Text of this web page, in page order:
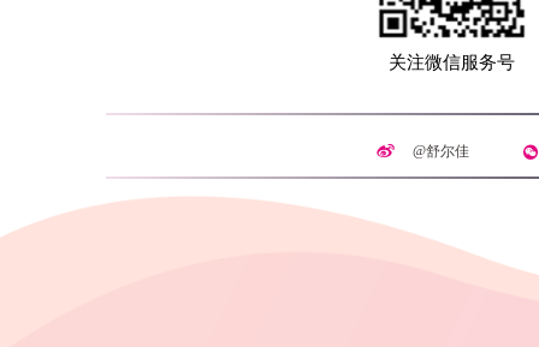
关注微信服务号
@舒尔佳